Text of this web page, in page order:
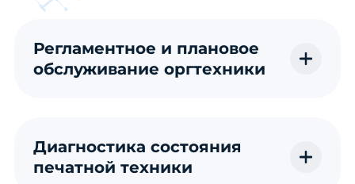
Регламентное и плановое
обслуживание оргтехники
Диагностика состояния
печатной техники